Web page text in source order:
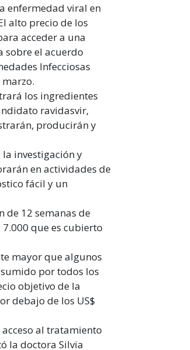
enfermedad viral en
alto precio de los
acceder a una
sobre el acuerdo
Infecciosas
marzo.
los ingredientes
ravidasvir,
producirán y
investigación y
en actividades de
fácil y un
de 12 semanas de
que es cubierto
mayor que algunos
por todos los
objetivo de la
debajo de los US$
al tratamiento
la doctora Silvia